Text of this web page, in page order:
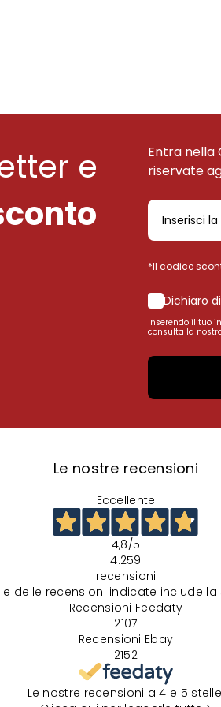
e
Entra nella
riservate
*Il codice
Dichiaro
Inserendo il tuo
consulta la
Le nostre recensioni
Eccellente
4,8/5
4.259
recensioni
delle recensioni indicate include
Recensioni Feedaty
2107
Recensioni Ebay
2152
Le nostre recensioni a 4 e 5